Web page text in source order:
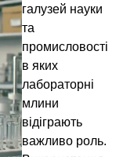
галузей науки
та
промисловості
в яких
лабораторні
млини
відіграють
важливо роль.